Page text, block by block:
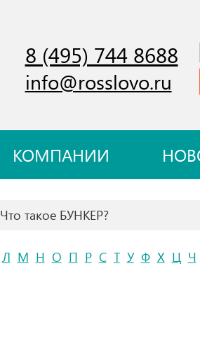
8 (495) 744 8688
info@rosslovo.ru
КОМПАНИИ
Что такое БУНКЕР?
Л М Н О П Р С Т У Ф Х Ц Ч